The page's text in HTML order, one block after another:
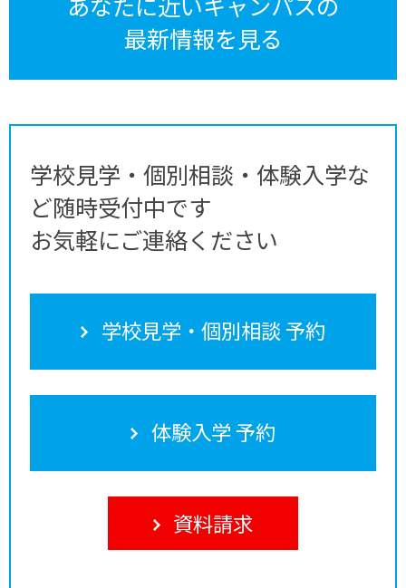
最新情報を見る
学校見学・個別相談・体験入学な
ど随時受付中です
お気軽にご連絡ください
学校見学・個別相談 予約
体験入学 予約
資料請求